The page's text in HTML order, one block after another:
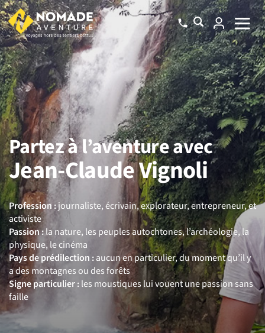
Partez à l’aventure avec
Jean-Claude Vignoli
Profession :journaliste, écrivain, explorateur, entrepreneur, et
activiste
Passion :la nature, les peuples autochtones, l’archéologie, la
physique, le cinéma
Pays de prédilection :aucun en particulier, du moment qu’il y
a des montagnes ou des forêts
Signe particulier :les moustiques lui vouent une passion sans
faille